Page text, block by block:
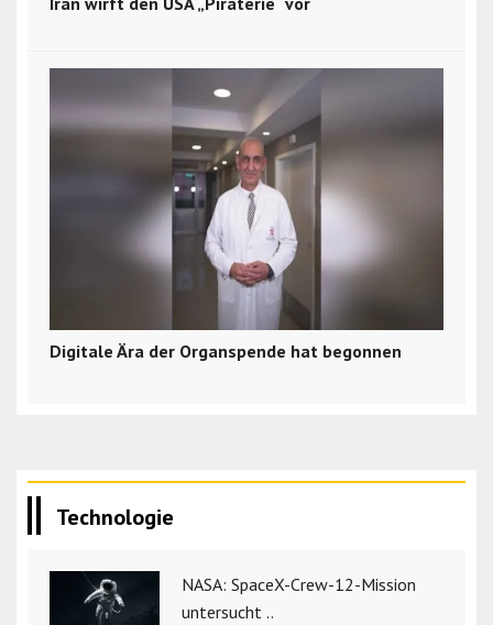
Digitale Ära der Organspende hat begonnen
Technologie
NASA: SpaceX-Crew-12-Mission
untersucht ..